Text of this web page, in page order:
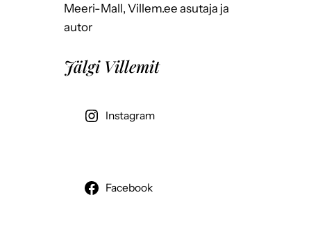
Meeri-Mall, Villem.ee asutaja ja
autor
Jälgi Villemit
Instagram
Facebook